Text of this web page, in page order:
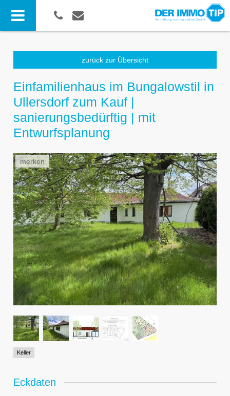
zurück zur Übersicht
Einfamilienhaus im Bungalowstil in
Ullersdorf zum Kauf |
sanierungsbedürftig | mit
Entwurfsplanung
merken
Keller
Eckdaten